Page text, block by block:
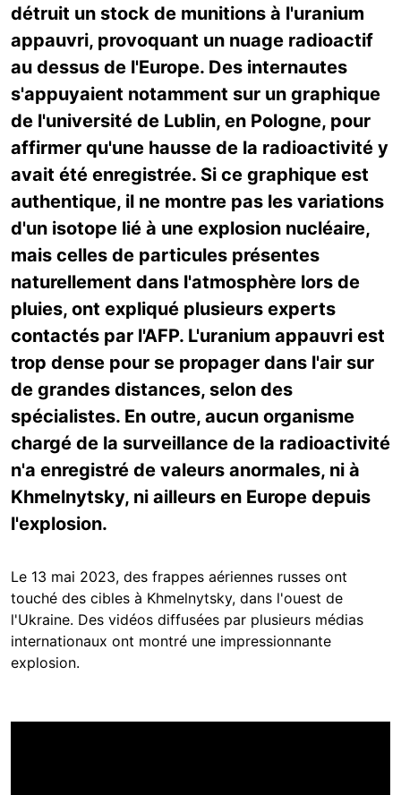
détruit un stock de munitions à l'uranium
appauvri, provoquant un nuage radioactif
au dessus de l'Europe. Des internautes
s'appuyaient notamment sur un graphique
de l'université de Lublin, en Pologne, pour
affirmer qu'une hausse de la radioactivité y
avait été enregistrée. Si ce graphique est
authentique, il ne montre pas les variations
d'un isotope lié à une explosion nucléaire,
mais celles de particules présentes
naturellement dans l'atmosphère lors de
pluies, ont expliqué plusieurs experts
contactés par l'AFP. L'uranium appauvri est
trop dense pour se propager dans l'air sur
de grandes distances, selon des
spécialistes. En outre, aucun organisme
chargé de la surveillance de la radioactivité
n'a enregistré de valeurs anormales, ni à
Khmelnytsky, ni ailleurs en Europe depuis
l'explosion.
Le 13 mai 2023, des frappes aériennes russes ont
touché des cibles à Khmelnytsky, dans l'ouest de
l'Ukraine. Des vidéos diffusées par plusieurs médias
internationaux ont montré une impressionnante
explosion.